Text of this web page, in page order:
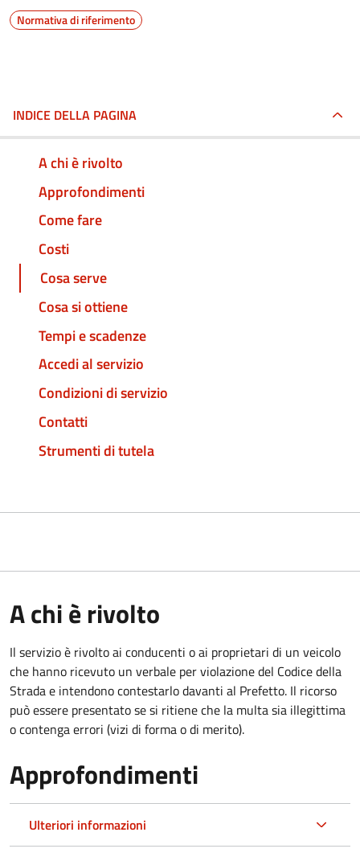
Normativa di riferimento
INDICE DELLA PAGINA
A chi è rivolto
Approfondimenti
Come fare
Costi
Cosa serve
Cosa si ottiene
Tempi e scadenze
Accedi al servizio
Condizioni di servizio
Contatti
Strumenti di tutela
A chi è rivolto
Il servizio è rivolto ai conducenti o ai proprietari di un veicolo
che hanno ricevuto un verbale per violazione del Codice della
Strada e intendono contestarlo davanti al Prefetto. Il ricorso
può essere presentato se si ritiene che la multa sia illegittima
o contenga errori (vizi di forma o di merito).
Approfondimenti
Ulteriori informazioni